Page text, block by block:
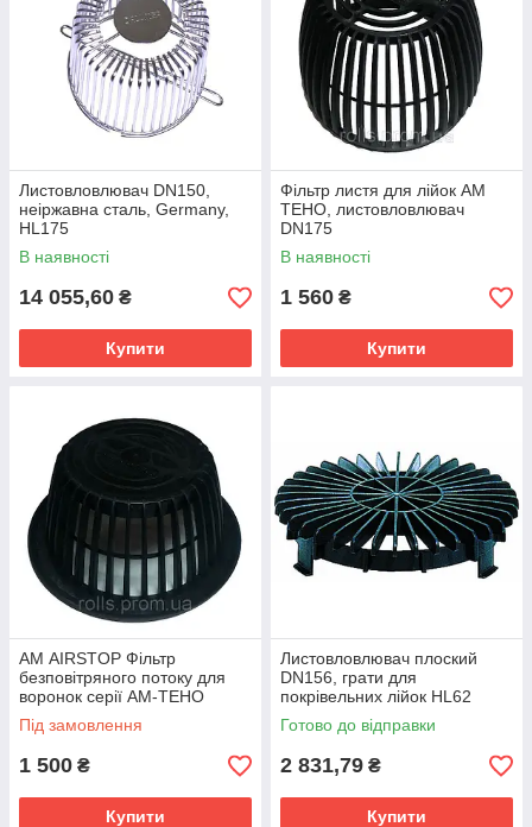
Листовловлювач DN150,
неіржавна сталь, Germany,
HL175
В наявності
14 055,60 ₴
Купити
Фільтр листя для лійок AM
TEHO, листовловлювач
DN175
В наявності
1 560 ₴
Купити
АМ AIRSTOP Фільтр
безповітряного потоку для
воронок серії AM-TEHO
Під замовлення
1 500 ₴
Купити
Листовловлювач плоский
DN156, грати для
покрівельних лійок HL62
HL63 HL64 HL69, HL170
Готово до відправки
2 831,79 ₴
Купити